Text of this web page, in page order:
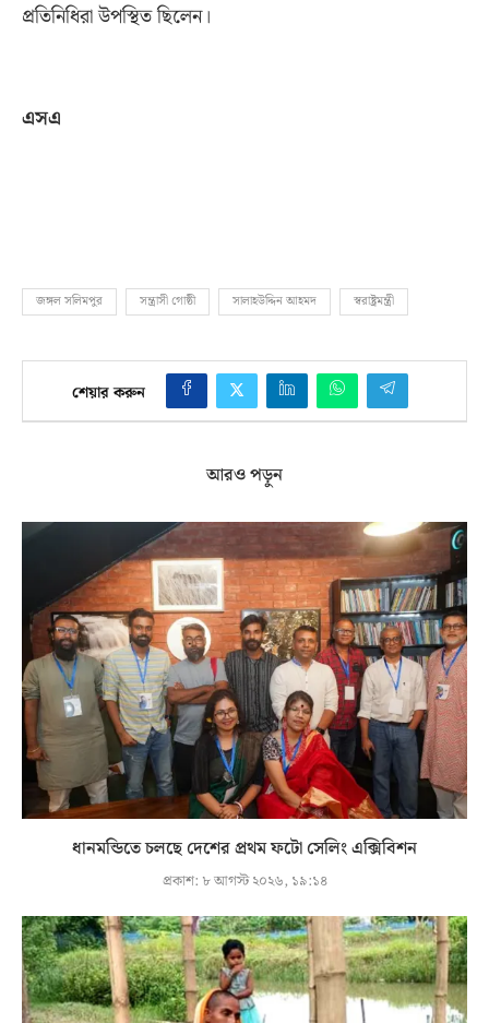
প্রতিনিধিরা উপস্থিত ছিলেন।
এসএ
জঙ্গল সলিমপুর সন্ত্রাসী গোষ্ঠী সালাহউদ্দিন আহমদ স্বরাষ্ট্রমন্ত্রী
শেয়ার করুন
আরও পড়ুন
ধানমন্ডিতে চলছে দেশের প্রথম ফটো সেলিং এক্সিবিশন
প্রকাশ: ৮ আগস্ট ২০২৬, ১৯:১৪